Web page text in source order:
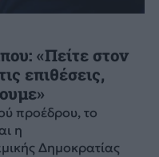
«Πείτε στον
επιθέσεις,
προέδρου, το
η
Δημοκρατίας